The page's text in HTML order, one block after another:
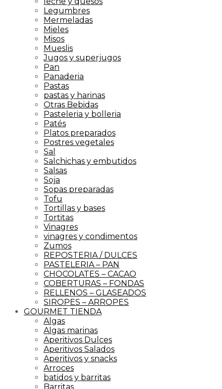
Legumbres
Mermeladas
Mieles
Misos
Mueslis
Jugos y superjugos
Pan
Panaderia
Pastas
pastas y harinas
Otras Bebidas
Pasteleria y bolleria
Patés
Platos preparados
Postres vegetales
Sal
Salchichas y embutidos
Salsas
Soja
Sopas preparadas
Tofu
Tortillas y bases
Tortitas
Vinagres
vinagres y condimentos
Zumos
REPOSTERIA / DULCES
PASTELERIA – PAN
CHOCOLATES – CACAO
COBERTURAS – FONDAS
RELLENOS – GLASEADOS
SIROPES – ARROPES
GOURMET TIENDA
Algas
Algas marinas
Aperitivos Dulces
Aperitivos Salados
Aperitivos y snacks
Arroces
batidos y barritas
Barritas